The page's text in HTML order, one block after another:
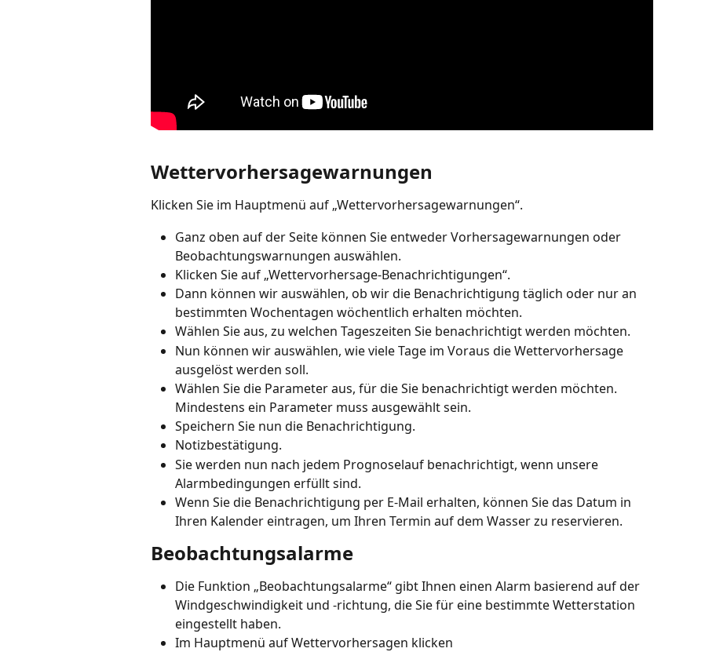
Wettervorhersagewarnungen
Klicken Sie im Hauptmenü auf „Wettervorhersagewarnungen“.
Ganz oben auf der Seite können Sie entweder Vorhersagewarnungen oder
Beobachtungswarnungen auswählen.
Klicken Sie auf „Wettervorhersage-Benachrichtigungen“.
Dann können wir auswählen, ob wir die Benachrichtigung täglich oder nur an
bestimmten Wochentagen wöchentlich erhalten möchten.
Wählen Sie aus, zu welchen Tageszeiten Sie benachrichtigt werden möchten.
Nun können wir auswählen, wie viele Tage im Voraus die Wettervorhersage
ausgelöst werden soll.
Wählen Sie die Parameter aus, für die Sie benachrichtigt werden möchten.
Mindestens ein Parameter muss ausgewählt sein.
Speichern Sie nun die Benachrichtigung.
Notizbestätigung.
Sie werden nun nach jedem Prognoselauf benachrichtigt, wenn unsere
Alarmbedingungen erfüllt sind.
Wenn Sie die Benachrichtigung per E-Mail erhalten, können Sie das Datum in
Ihren Kalender eintragen, um Ihren Termin auf dem Wasser zu reservieren.
Beobachtungsalarme
Die Funktion „Beobachtungsalarme“ gibt Ihnen einen Alarm basierend auf der
Windgeschwindigkeit und -richtung, die Sie für eine bestimmte Wetterstation
eingestellt haben.
Im Hauptmenü auf Wettervorhersagen klicken